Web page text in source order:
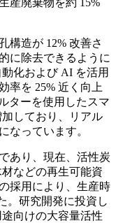
産廃棄物を約 15%
構造が 12% 改善さ
に除去できるように
化および AI を活用
率を 25% 近く向上
ターを使用したスマ
しており、リアル
なっています。
あり、現在、活性炭
などの再生可能資
採用により、生産時
。研究開発に投資し
向けの大容量活性